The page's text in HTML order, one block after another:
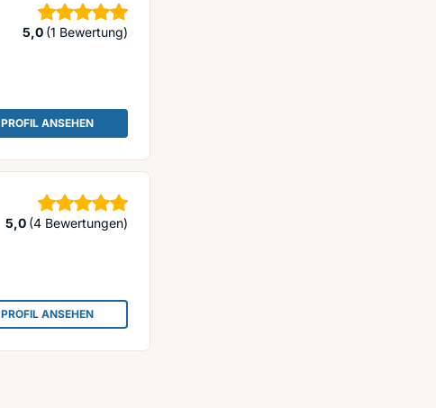
5,0 Sterne
(1 Bewertung)
PROFIL ANSEHEN: PREMIO REIFEN+AUTOSERVICE - ALL-4-ACTION GMBH
5,0 Sterne
(4 Bewertungen)
PROFIL ANSEHEN: ALL-4-ACTION GMBH